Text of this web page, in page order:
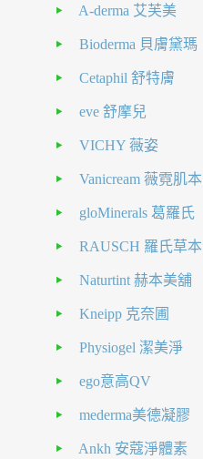
A-derma 艾芙美
Bioderma 貝膚黛瑪
Cetaphil 舒特膚
eve 舒摩兒
VICHY 薇姿
Vanicream 薇霓肌本
gloMinerals 葛羅氏
RAUSCH 羅氏草本
Naturtint 赫本美舖
Kneipp 克奈圃
Physiogel 潔美淨
ego意高QV
mederma美德凝膠
Ankh 安蔻淨體素